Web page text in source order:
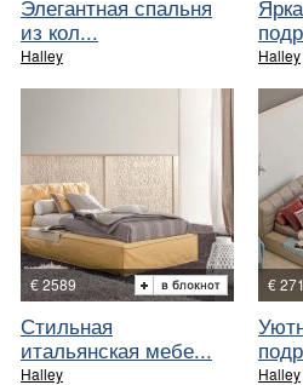
Элегантная спальня
из кол...
Halley Halley
€ 2589
Стильная
итальянская мебе...
Halley
€
Halley